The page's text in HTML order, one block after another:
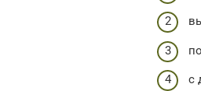
с